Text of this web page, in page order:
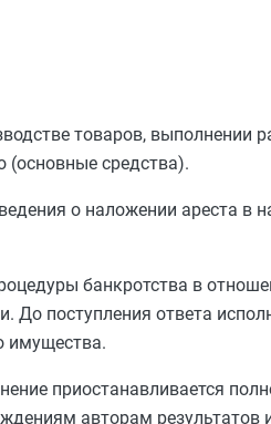
товаров, выполнении
(основные средства).
о наложении ареста в
банкротства в
До поступления ответа
имущества.
приостанавливается
авторам результатов